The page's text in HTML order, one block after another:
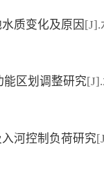
质变化及原因 [J].
区划调整研究
河控制负荷研究